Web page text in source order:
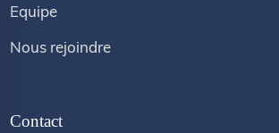
Equipe
Nous rejoindre
Contact